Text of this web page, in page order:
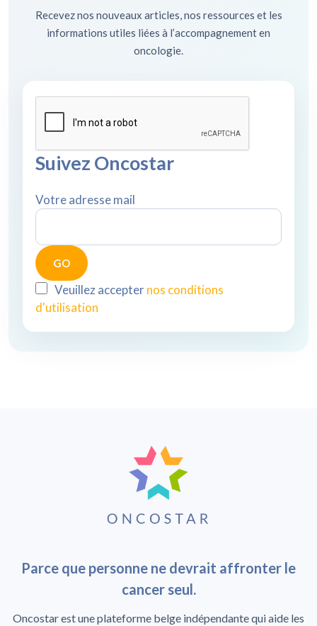
Recevez nos nouveaux articles, nos ressources et les
informations utiles liées à l’accompagnement en
oncologie.
Suivez Oncostar
Votre adresse mail
Veuillez accepternos conditions
d'utilisation
Parce que personne ne devrait affronter le
cancer seul.
Oncostar est une plateforme belge indépendante qui aide les